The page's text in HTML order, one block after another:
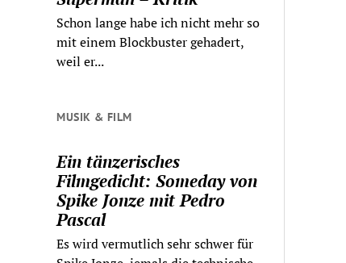
Schon lange habe ich nicht mehr so
mit einem Blockbuster gehadert,
weil er...
MUSIK & FILM
Ein tänzerisches
Filmgedicht: Someday von
Spike Jonze mit Pedro
Pascal
Es wird vermutlich sehr schwer für